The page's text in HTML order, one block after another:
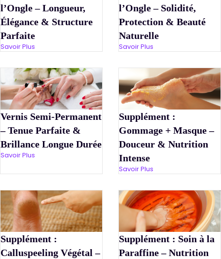
l’Ongle – Longueur,
Élégance & Structure
Parfaite
Savoir Plus
l’Ongle – Solidité,
Protection & Beauté
Naturelle
Savoir Plus
Vernis Semi-Permanent
– Tenue Parfaite &
Brillance Longue Durée
Savoir Plus
Supplément :
Gommage + Masque –
Douceur & Nutrition
Intense
Savoir Plus
Supplément :
Calluspeeling Végétal –
Supplément : Soin à la
Paraffine – Nutrition